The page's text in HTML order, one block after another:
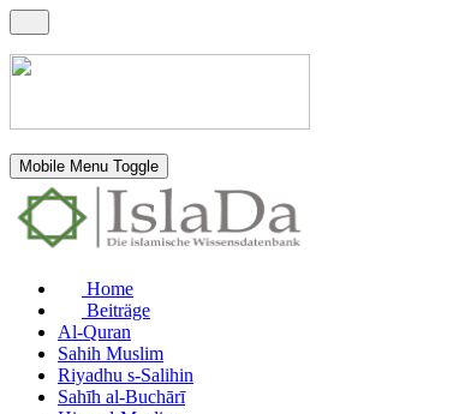
Mobile Menu Toggle
Home
Beiträge
Al-Quran
Sahih Muslim
Riyadhu s-Salihin
Sahīh al-Buchārī